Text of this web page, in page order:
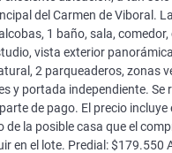
del Carmen de Viboral.
1 baño, sala, comedor,
vista exterior
2 parqueaderos, zonas
y portada independiente. Se
de pago. El precio incluye
de la posible casa que el
en el lote. Predial: $179.550